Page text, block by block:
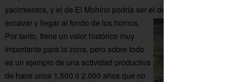
yacimientos, y el de El Mohíno podría ser el de mayor
excavar y llegar al fondo de los hornos.
Por tanto, tiene un valor histórico muy
importante para la zona, pero sobre todo
es un ejemplo de una actividad productiva
de hace unos 1.500 ó 2.000 años que no